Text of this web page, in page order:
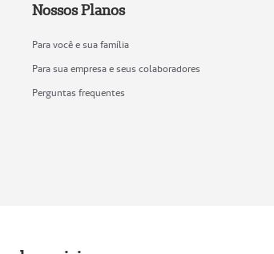
Nossos Planos
Para você e sua família
Para sua empresa e seus colaboradores
Perguntas frequentes